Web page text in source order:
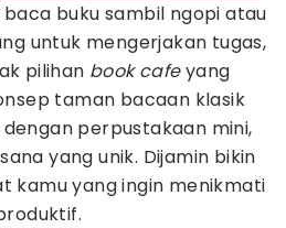
buku sambil ngopi atau
untuk mengerjakan tugas,
pilihan book cafeyang
taman bacaan klasik
perpustakaan mini,
yang unik. Dijamin bikin
kamu yang ingin menikmati